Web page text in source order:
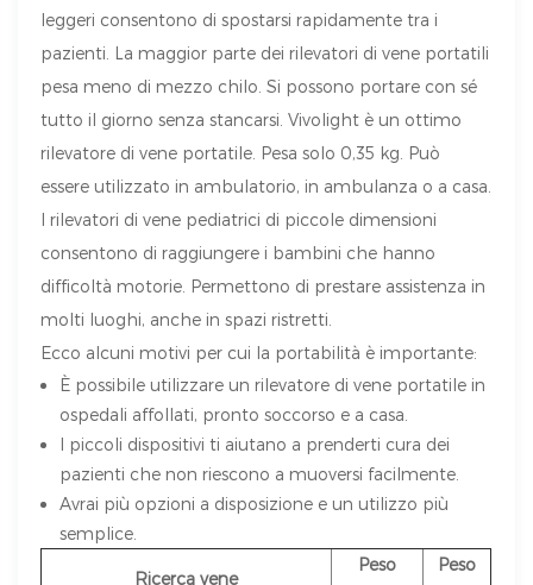
leggeri consentono di spostarsi rapidamente tra i
pazienti. La maggior parte dei rilevatori di vene portatili
pesa meno di mezzo chilo. Si possono portare con sé
tutto il giorno senza stancarsi. Vivolight è un ottimo
rilevatore di vene portatile. Pesa solo 0,35 kg. Può
essere utilizzato in ambulatorio, in ambulanza o a casa.
I rilevatori di vene pediatrici di piccole dimensioni
consentono di raggiungere i bambini che hanno
difficoltà motorie. Permettono di prestare assistenza in
molti luoghi, anche in spazi ristretti.
Ecco alcuni motivi per cui la portabilità è importante:
È possibile utilizzare un rilevatore di vene portatile in
ospedali affollati, pronto soccorso e a casa.
I piccoli dispositivi ti aiutano a prenderti cura dei
pazienti che non riescono a muoversi facilmente.
Avrai più opzioni a disposizione e un utilizzo più
semplice.
Ricerca vene
Peso
Peso